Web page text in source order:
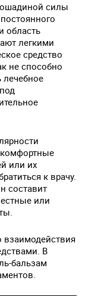
силы
область
легкими
средство
не способно
лечебное
или их
к врачу.
составит
или
В
бальзам